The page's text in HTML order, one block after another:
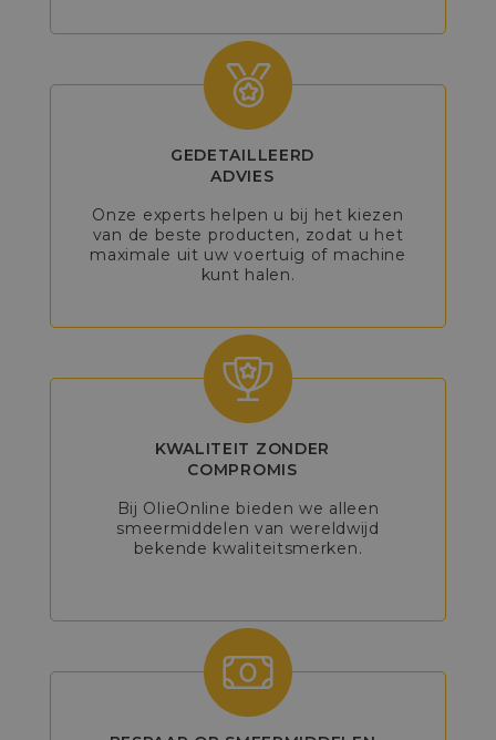
GEDETAILLEERD
ADVIES
Onze experts helpen u bij het kiezen
van de beste producten, zodat u het
maximale uit uw voertuig of machine
kunt halen.
KWALITEIT ZONDER
COMPROMIS
Bij OlieOnline bieden we alleen
smeermiddelen van wereldwijd
bekende kwaliteitsmerken.